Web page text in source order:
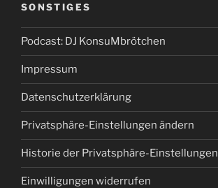
SONSTIGES
Podcast: DJ KonsuMbrötchen
Impressum
Datenschutzerklärung
Privatsphäre-Einstellungen ändern
Historie der Privatsphäre-Einstellungen
Einwilligungen widerrufen